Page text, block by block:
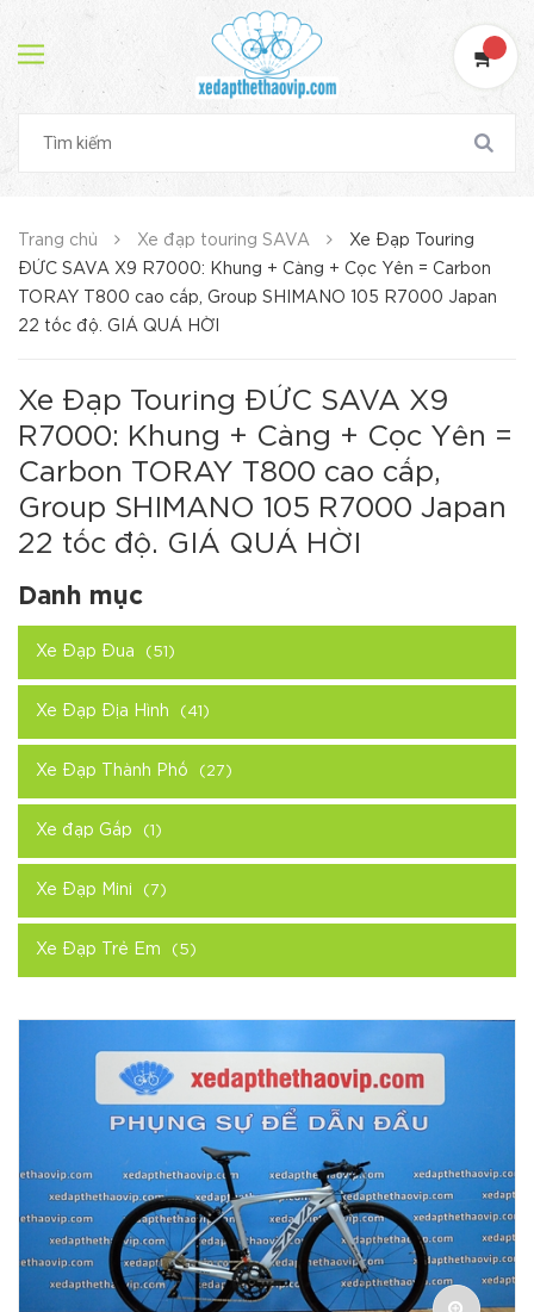
Trang chủ Xe đạp touring SAVA
Xe Đạp Touring
ĐỨC SAVA X9 R7000: Khung + Càng + Cọc Yên = Carbon
TORAY T800 cao cấp, Group SHIMANO 105 R7000 Japan
22 tốc độ. GIÁ QUÁ HỜI
Xe Đạp Touring ĐỨC SAVA X9
R7000: Khung + Càng + Cọc Yên =
Carbon TORAY T800 cao cấp,
Group SHIMANO 105 R7000 Japan
22 tốc độ. GIÁ QUÁ HỜI
Danh mục
Xe Đạp Đua (51)
Xe Đạp Địa Hình (41)
Xe Đạp Thành Phố (27)
Xe đạp Gấp (1)
Xe Đạp Mini (7)
Xe Đạp Trẻ Em (5)